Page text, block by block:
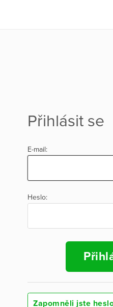
Přihlásit se
E-mail:
Heslo:
Zapomněli jste